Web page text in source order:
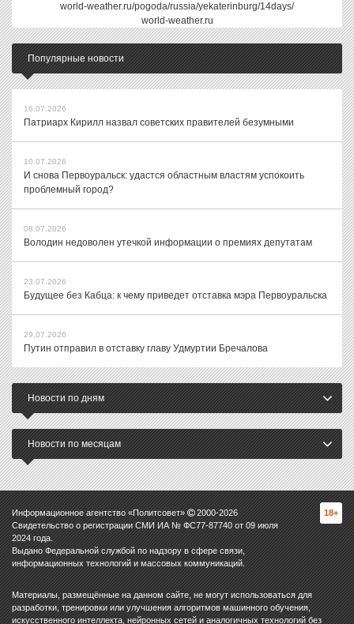
world-weather.ru/pogoda/russia/yekaterinburg/14days/
world-weather.ru
Популярные новости
16.07.2026
Патриарх Кирилл назвал советских правителей безумными
10.07.2026
И снова Первоуральск: удастся областным властям успокоить
проблемный город?
08.07.2026
Володин недоволен утечкой информации о премиях депутатам
23.07.2026
Будущее без Кабца: к чему приведет отставка мэра Первоуральска
29.07.2026
Путин отправил в отставку главу Удмуртии Бречалова
Новости по дням
Новости по месяцам
Информационное агентство «Политсовет» 2000-2026
Свидетельство о регистрации СМИ ИА № ФС77-87740 от 09 июля
2024 года.
Выдано Федеральной службой по надзору в сфере связи,
информационных технологий и массовых коммуникаций.
18+
Материалы, размещённые на данном сайте, не могут использоваться для
разработки, тренировки или улучшения алгоритмов машинного обучения,
искусственного интеллекта, нейронных сетей и аналогичных технологий без